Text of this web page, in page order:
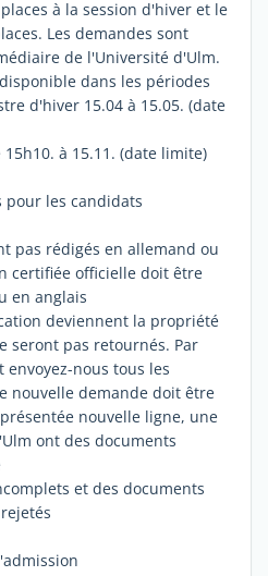
à la session d'hiver et le
Les demandes sont
de l'Université d'Ulm.
dans les périodes
d'hiver 15.04 à 15.05. (date
à 15.11. (date limite)
les candidats
pas rédigés en allemand ou
certifiée officielle doit être
en anglais
deviennent la propriété
seront pas retournés. Par
nous tous les
nouvelle demande doit être
nouvelle ligne, une
ont des documents
et des documents